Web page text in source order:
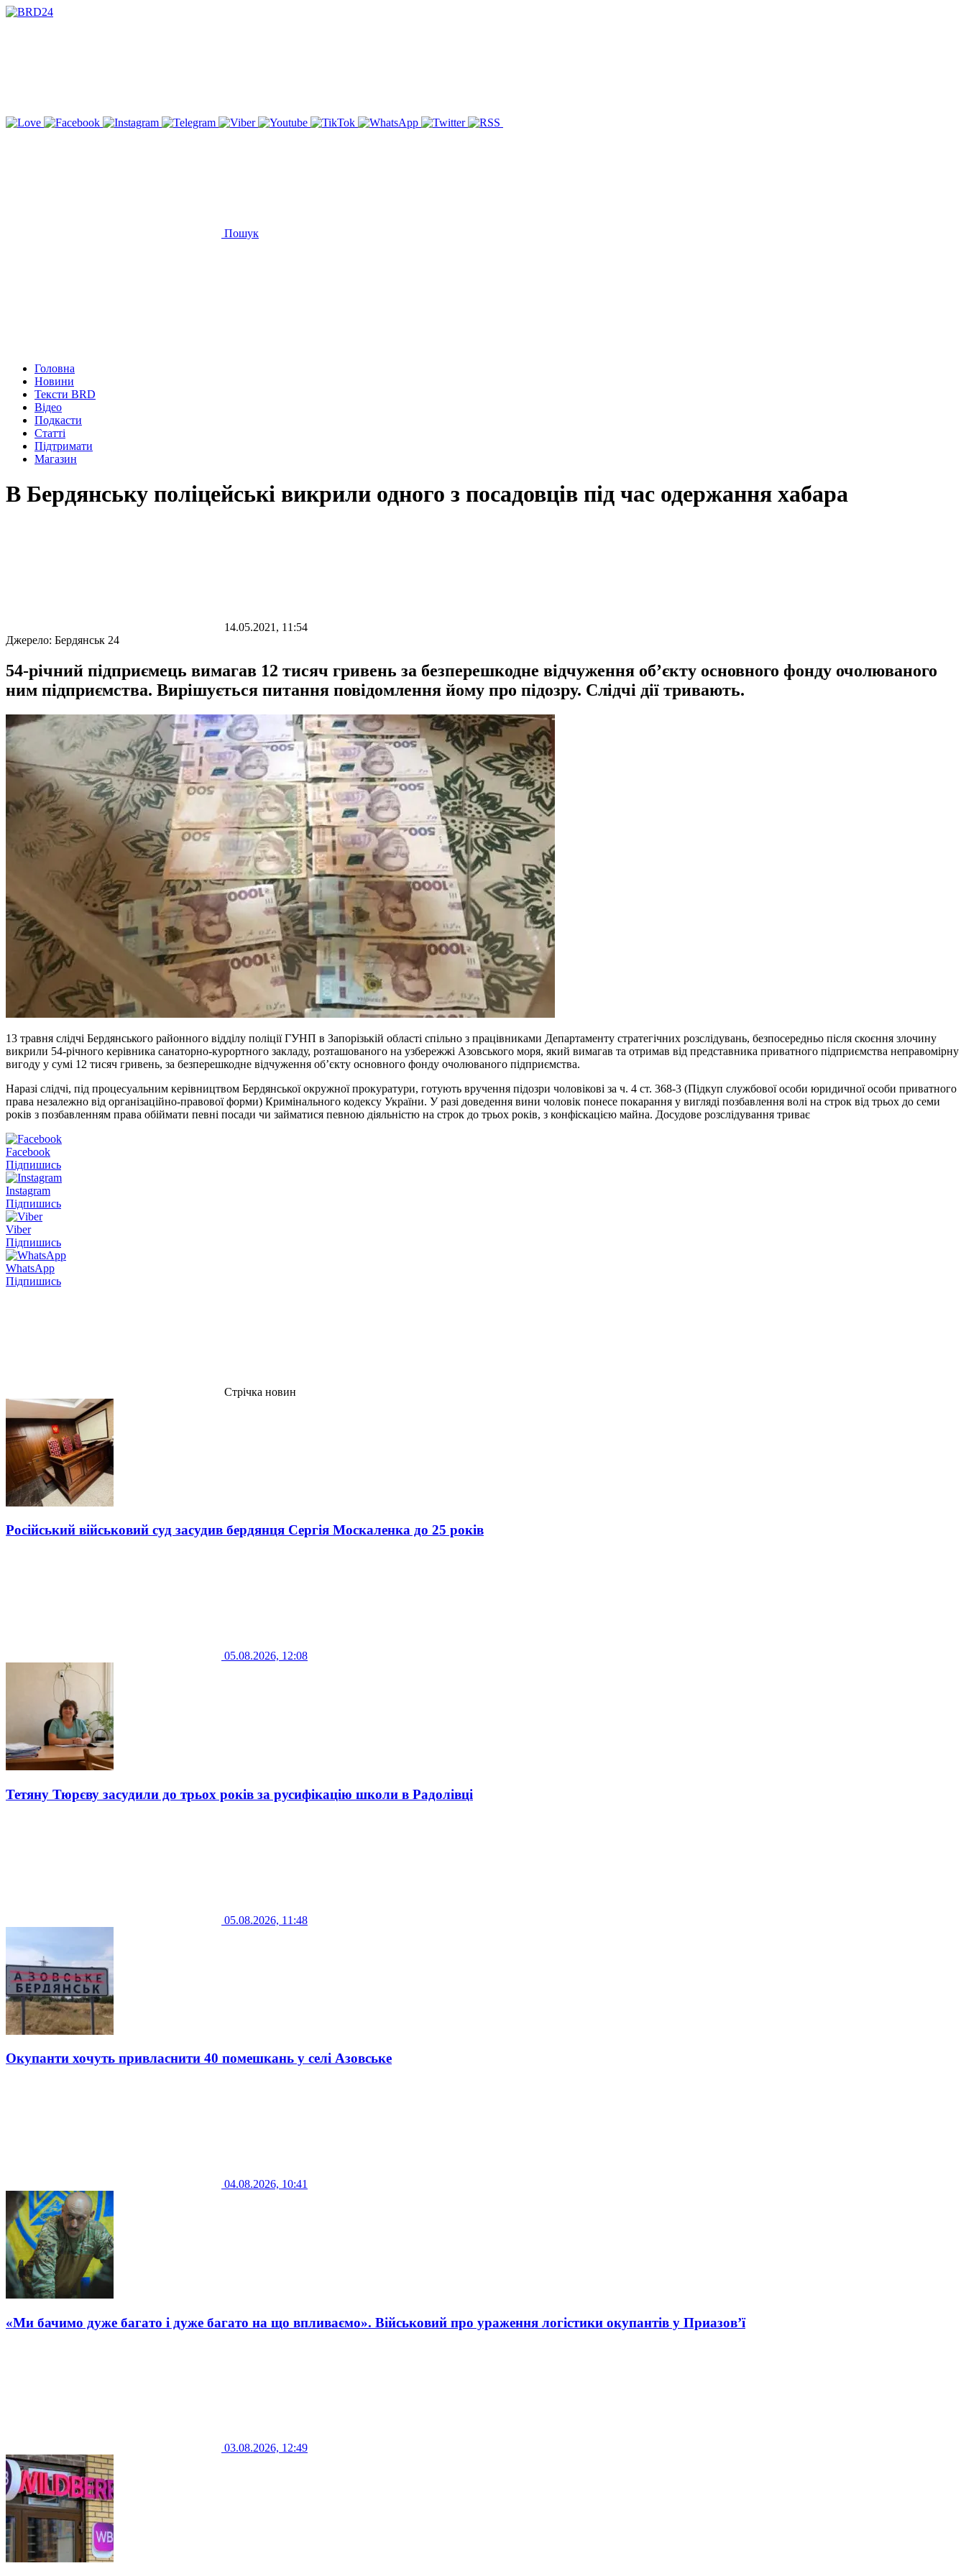
Пошук
Головна
Новини
Тексти BRD
Відео
Подкасти
Статті
Підтримати
Магазин
В Бердянську поліцейські викрили одного з посадовців під час одержання хабара
14.05.2021, 11:54
Джерело: Бердянськ 24
54-річний підприємець вимагав 12 тисяч гривень за безперешкодне відчуження об’єкту основного фонду очолюваного
ним підприємства. Вирішується питання повідомлення йому про підозру. Слідчі дії тривають.
13 травня слідчі Бердянського районного відділу поліції ГУНП в Запорізькій області спільно з працівниками Департаменту стратегічних розслідувань, безпосередньо після скоєння злочину
викрили 54-річного керівника санаторно-курортного закладу, розташованого на узбережжі Азовського моря, який вимагав та отримав від представника приватного підприємства неправомірну
вигоду у сумі 12 тисяч гривень, за безперешкодне відчуження об’єкту основного фонду очолюваного підприємства.
Наразі слідчі, під процесуальним керівництвом Бердянської окружної прокуратури, готують вручення підозри чоловікові за ч. 4 ст. 368-3 (Підкуп службової особи юридичної особи приватного
права незалежно від організаційно-правової форми) Кримінального кодексу України. У разі доведення вини чоловік понесе покарання у вигляді позбавлення волі на строк від трьох до семи
років з позбавленням права обіймати певні посади чи займатися певною діяльністю на строк до трьох років, з конфіскацією майна. Досудове розслідування триває
Facebook
Підпишись
Instagram
Підпишись
Viber
Підпишись
WhatsApp
Підпишись
Стрічка новин
Російський військовий суд засудив бердянця Сергія Москаленка до 25 років
05.08.2026, 12:08
Тетяну Тюрєву засудили до трьох років за русифікацію школи в Радолівці
05.08.2026, 11:48
Окупанти хочуть привласнити 40 помешкань у селі Азовське
04.08.2026, 10:41
«Ми бачимо дуже багато і дуже багато на що впливаємо». Військовий про ураження логістики окупантів у Приазов’ї
03.08.2026, 12:49